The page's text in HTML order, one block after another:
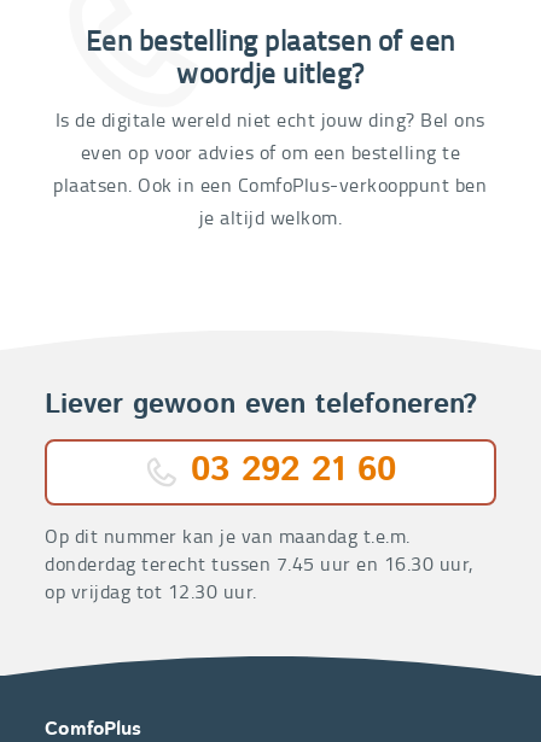
03 292 21 60
Een bestelling plaatsen of een
woordje uitleg?
Is de digitale wereld niet echt jouw ding? Bel ons
even op voor advies of om een bestelling te
plaatsen. Ook in een ComfoPlus-verkooppunt ben
je altijd welkom.
Liever gewoon even telefoneren?
03 292 21 60
Op dit nummer kan je van maandag t.e.m.
donderdag terecht tussen 7.45 uur en 16.30 uur,
op vrijdag tot 12.30 uur.
OVER
CONTACT
ComfoPlus